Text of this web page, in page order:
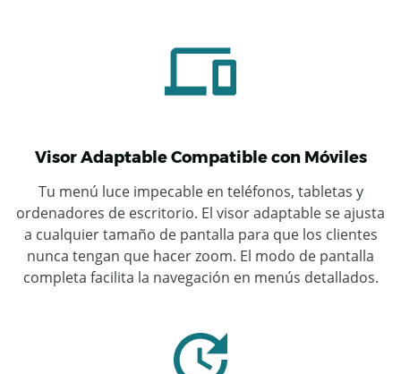
Visor Adaptable Compatible con Móviles
Tu menú luce impecable en teléfonos, tabletas y
ordenadores de escritorio. El visor adaptable se ajusta
a cualquier tamaño de pantalla para que los clientes
nunca tengan que hacer zoom. El modo de pantalla
completa facilita la navegación en menús detallados.